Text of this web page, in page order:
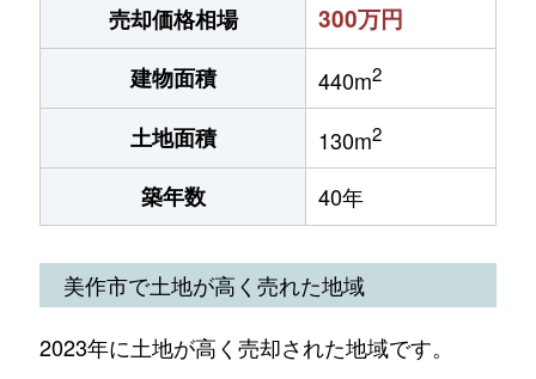
売却価格相場
300万円
建物面積 440m2
土地面積 130m2
築年数 40年
美作市で土地が高く売れた地域
2023年に土地が高く売却された地域です。